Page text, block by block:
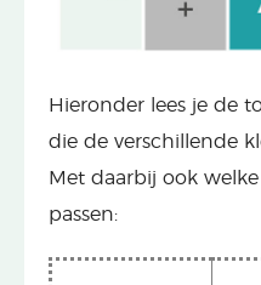
Hieronder lees je de
die de verschillende
Met daarbij ook
passen: